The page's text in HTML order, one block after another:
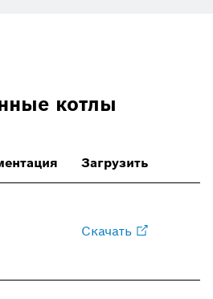
котлы
Загрузить
Скачать